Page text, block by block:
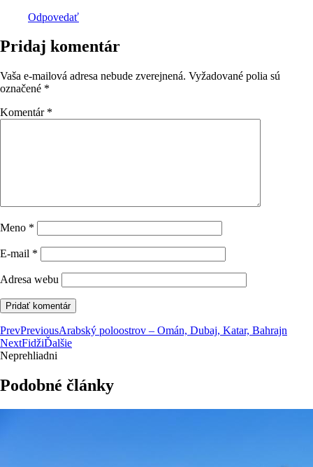
Odpovedať
Pridaj komentár
Vaša e-mailová adresa nebude zverejnená. Vyžadované polia sú
označené *
Komentár *
Meno *
E-mail *
Adresa webu
PrevPreviousArabský poloostrov – Omán, Dubaj, Katar, Bahrajn
NextFidžiĎalšie
Neprehliadni
Podobné články